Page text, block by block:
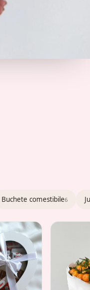
Buchete comestibile6